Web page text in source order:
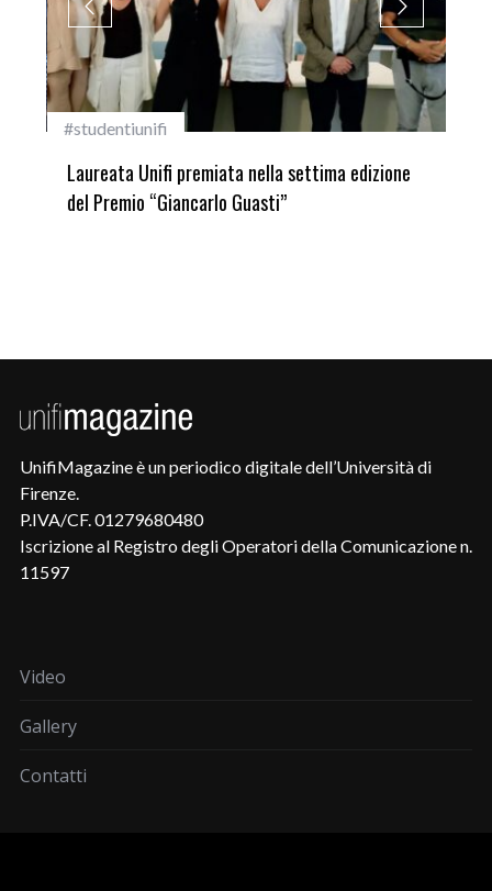
#studentiunifi
Laureata Unifi premiata nella settima edizione
del Premio “Giancarlo Guasti”
UnifiMagazine è un periodico digitale dell’Università di
Firenze.
P.IVA/CF. 01279680480
Iscrizione al Registro degli Operatori della Comunicazione n.
11597
Video
Gallery
Contatti